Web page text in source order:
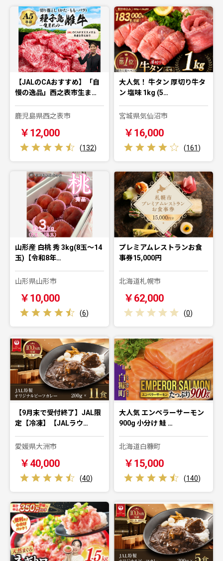
【JALのCAおすすめ】「自
慢の逸品」西之表市生ま…
鹿児島県西之表市
￥12,000
(132)
大人気！ 牛タン 厚切り牛タ
ン 塩味 1kg (5…
宮城県気仙沼市
￥16,000
(161)
山形産 白桃 秀 3kg(8玉～14
玉)【令和8年…
山形県山形市
￥10,000
(6)
プレミアムレストランお食
事券15,000円
北海道札幌市
￥62,000
(0)
【9月末で受付終了】JAL限
定【冷凍】【JALラウ…
愛媛県大洲市
￥40,000
(40)
大人気 エンペラーサーモン
900g 小分け 鮭 …
北海道白糠町
￥15,000
(140)